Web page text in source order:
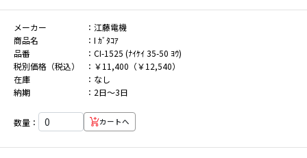
メーカー
江藤電機
商品名
I ｶﾞﾀｺｱ
品番
CI-1525 (ﾅｲｹｲ 35-50 ﾖｳ)
税別価格（税込）
￥11,400（￥12,540）
在庫
なし
納期
2日～3日
数量： カートへ